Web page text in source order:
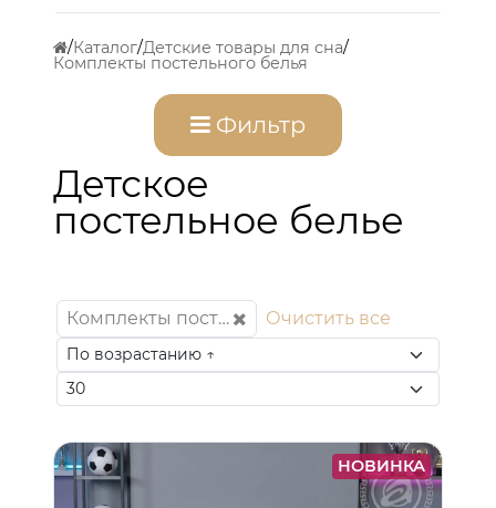
Каталог Детские товары для сна
Комплекты постельного белья
Фильтр
Детское
постельное белье
Комплекты постельного белья Очистить все
НОВИНКА